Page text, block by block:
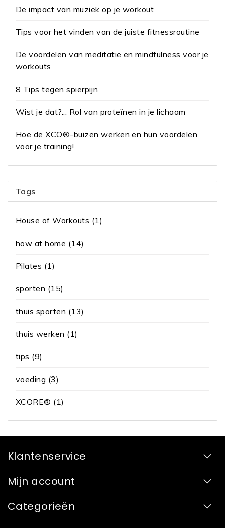
De impact van muziek op je workout
Tips voor het vinden van de juiste fitnessroutine
De voordelen van meditatie en mindfulness voor je
workouts
8 Tips tegen spierpijn
Wist je dat?... Rol van proteïnen in je lichaam
Hoe de XCO®-buizen werken en hun voordelen
voor je training!
Tags
House of Workouts (1)
how at home (14)
Pilates (1)
sporten (15)
thuis sporten (13)
thuis werken (1)
tips (9)
voeding (3)
XCORE® (1)
Klantenservice
Mijn account
Categorieën